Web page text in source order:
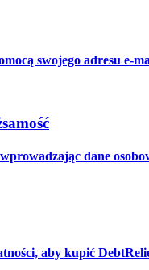
swojego adresu e-
dane
aby kupić